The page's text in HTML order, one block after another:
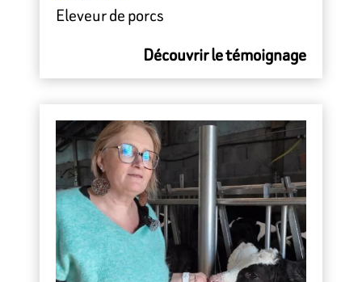
Eleveur de porcs
Découvrir le témoignage